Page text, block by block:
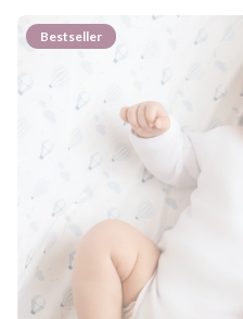
Bestseller